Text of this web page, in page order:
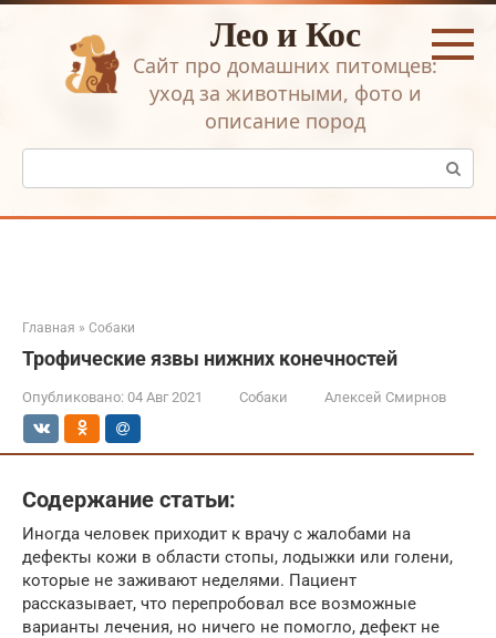
Перейти
Лео и Кос
Сайт про домашних питомцев:
уход за животными, фото и
описание пород
Поиск:
Главная » Собаки
Трофические язвы нижних конечностей
Опубликовано: 04 Авг 2021 Собаки Алексей Смирнов
Содержание статьи:
Иногда человек приходит к врачу с жалобами на
дефекты кожи в области стопы, лодыжки или голени,
которые не заживают неделями. Пациент
рассказывает, что перепробовал все возможные
варианты лечения, но ничего не помогло, дефект не